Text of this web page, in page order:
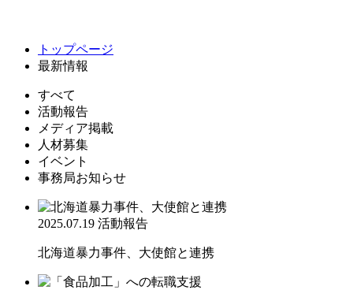
トップページ
最新情報
すべて
活動報告
メディア掲載
人材募集
イベント
事務局お知らせ
2025.07.19 活動報告
北海道暴力事件、大使館と連携